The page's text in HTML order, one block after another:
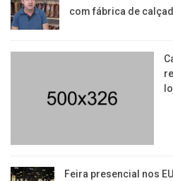
com fábrica de
Feira presencial nos